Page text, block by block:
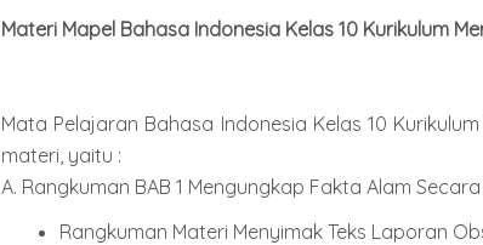
Materi Mapel Bahasa Indonesia Kelas 10 Kurikulum
Mata Pelajaran Bahasa Indonesia Kelas 10
materi, yaitu :
A. Rangkuman BAB 1 Mengungkap Fakta Alam
Rangkuman Materi Menyimak Teks Laporan